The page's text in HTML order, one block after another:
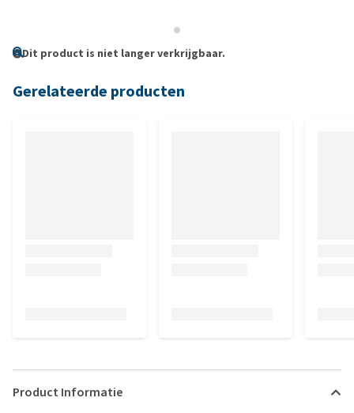
Dit product is niet langer verkrijgbaar.
Gerelateerde producten
Product Informatie